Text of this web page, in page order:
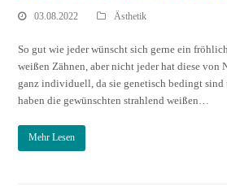
03.08.2022 Ästhetik
So gut wie jeder wünscht sich gerne ein
weißen Zähnen, aber nicht jeder hat diese von
ganz individuell, da sie genetisch bedingt sind
haben die gewünschten strahlend weißen…
Mehr Lesen